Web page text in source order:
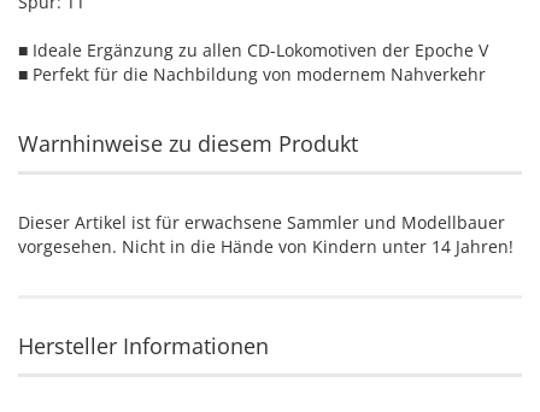
■ Ideale Ergänzung zu allen CD-Lokomotiven der Epoche V
■ Perfekt für die Nachbildung von modernem Nahverkehr
Warnhinweise zu diesem Produkt
Dieser Artikel ist für erwachsene Sammler und Modellbauer
vorgesehen. Nicht in die Hände von Kindern unter 14 Jahren!
Hersteller Informationen